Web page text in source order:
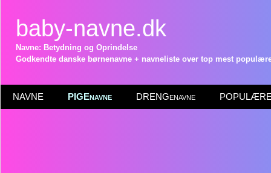
baby-navne.dk
Navne: Betydning og Oprindelse
Godkendte danske børnenavne + navneliste over top mest
NAVNE PIGEnavne DRENGenavne POPULÆRE